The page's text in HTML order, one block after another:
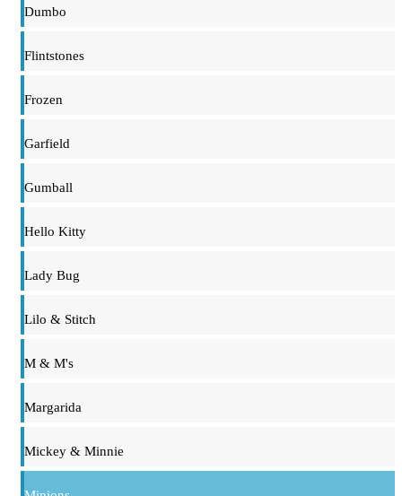
Dumbo
Flintstones
Frozen
Garfield
Gumball
Hello Kitty
Lady Bug
Lilo & Stitch
M & M's
Margarida
Mickey & Minnie